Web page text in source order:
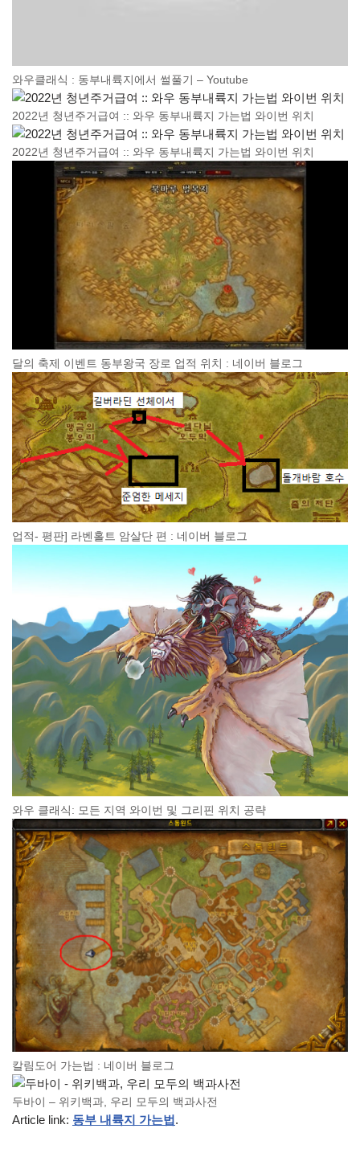
와우클래식 : 동부내륙지에서 썰풀기 – Youtube
2022년 청년주거급여 :: 와우 동부내륙지 가는법 와이번 위치
2022년 청년주거급여 :: 와우 동부내륙지 가는법 와이번 위치
달의 축제 이벤트 동부왕국 장로 업적 위치 : 네이버 블로그
업적- 평판] 라벤홀트 암살단 편 : 네이버 블로그
와우 클래식: 모든 지역 와이번 및 그리핀 위치 공략
칼림도어 가는법 : 네이버 블로그
두바이 – 위키백과, 우리 모두의 백과사전
Article link: 동부 내륙지 가는법.